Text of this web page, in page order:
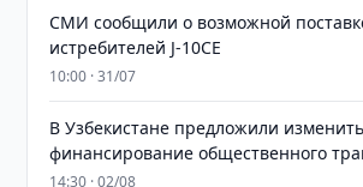
СМИ сообщили о возможной
истребителей J-10CE
10:00 · 31/07
В Узбекистане предложили изменить
финансирование общественного
14:30 · 02/08